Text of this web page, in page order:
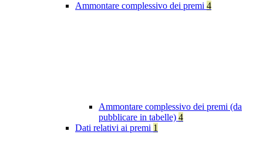
Ammontare complessivo dei premi 4
Ammontare complessivo dei premi (da
pubblicare in tabelle) 4
Dati relativi ai premi 1